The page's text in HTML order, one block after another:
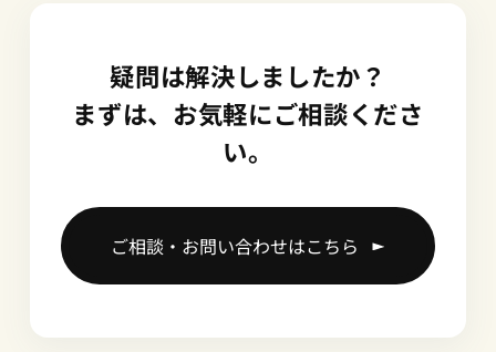
疑問は解決しましたか？
まずは、お気軽にご相談くださ
い。
ご相談・お問い合わせはこちら